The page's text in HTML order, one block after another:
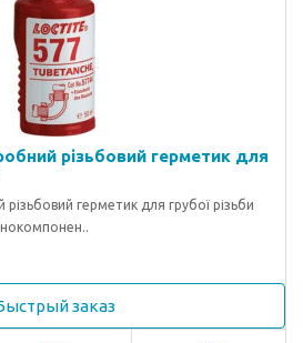
різьбовий герметик для
герметик для грубої різьби
заказ